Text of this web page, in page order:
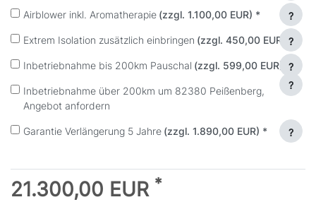
Airblower inkl. Aromatherapie (zzgl. 1.100,00 EUR) * ?
Extrem Isolation zusätzlich einbringen (zzgl. 450,00 EUR) *
?
Inbetriebnahme bis 200km Pauschal (zzgl. 599,00 EUR) *?
Inbetriebnahme über 200km um 82380 Peißenberg,
Angebot anfordern
?
Garantie Verlängerung 5 Jahre (zzgl. 1.890,00 EUR) * ?
21.300,00 EUR *